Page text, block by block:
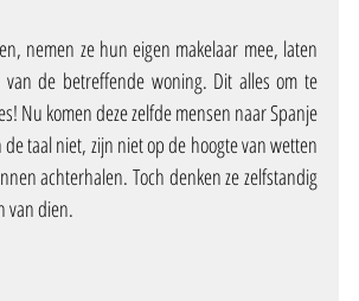
nemen ze hun eigen makelaar mee, laten
de betreffende woning. Dit alles om te
Nu komen deze zelfde mensen naar Spanje
taal niet, zijn niet op de hoogte van wetten
achterhalen. Toch denken ze zelfstandig
van dien.